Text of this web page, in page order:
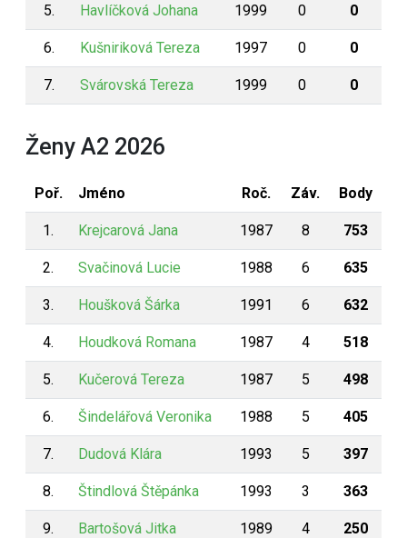
5. Havlíčková Johana 1999 0 0
6. Kušniriková Tereza 1997 0 0
7. Svárovská Tereza 1999 0 0
Ženy A2 2026
Poř. Jméno Roč. Záv. Body
1. Krejcarová Jana 1987 8 753
2. Svačinová Lucie 1988 6 635
3. Houšková Šárka 1991 6 632
4. Houdková Romana 1987 4 518
5. Kučerová Tereza 1987 5 498
6. Šindelářová Veronika 1988 5 405
7. Dudová Klára 1993 5 397
8. Štindlová Štěpánka 1993 3 363
9. Bartošová Jitka 1989 4 250